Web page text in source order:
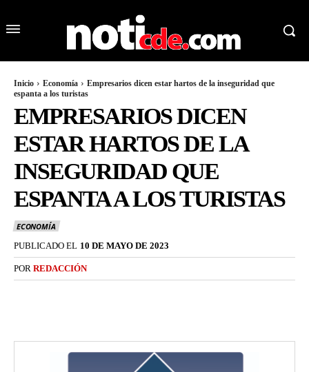
Inicio Economía
Empresarios dicen estar hartos de la inseguridad que
espanta a los turistas
EMPRESARIOS DICEN
ESTAR HARTOS DE LA
INSEGURIDAD QUE
ESPANTA A LOS TURISTAS
ECONOMÍA
PUBLICADO EL 10 DE MAYO DE 2023
POR REDACCIÓN